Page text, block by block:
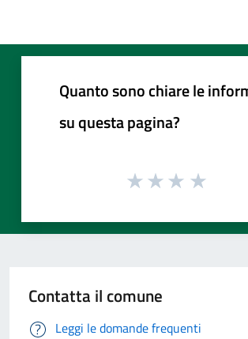
Quanto sono chiare le
su questa pagina?
Contatta il comune
Leggi le domande frequenti